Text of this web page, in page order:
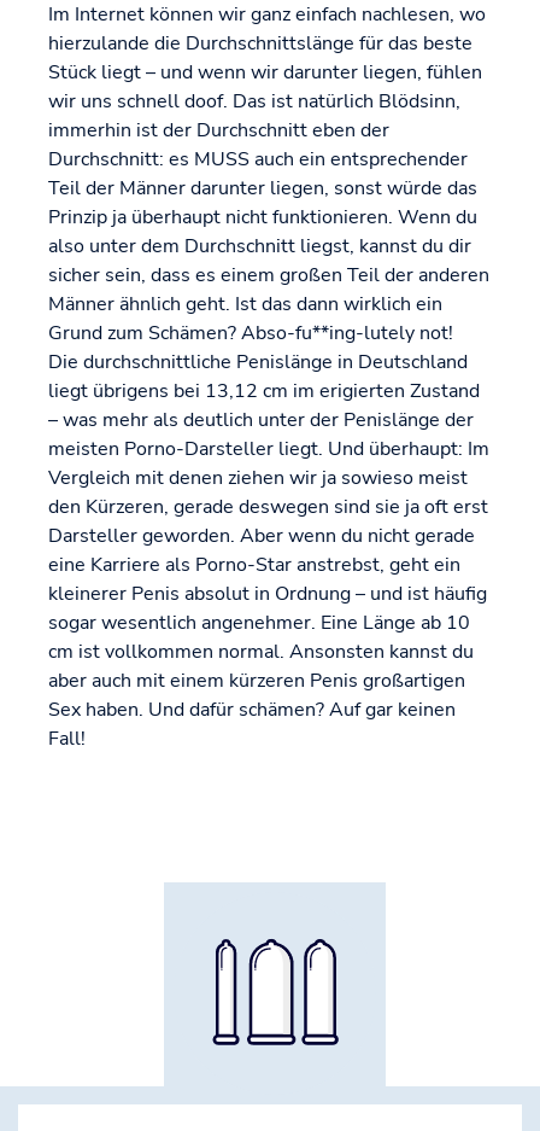
Im Internet können wir ganz einfach nachlesen, wo
hierzulande die Durchschnittslänge für das beste
Stück liegt – und wenn wir darunter liegen, fühlen
wir uns schnell doof. Das ist natürlich Blödsinn,
immerhin ist der Durchschnitt eben der
Durchschnitt: es MUSS auch ein entsprechender
Teil der Männer darunter liegen, sonst würde das
Prinzip ja überhaupt nicht funktionieren. Wenn du
also unter dem Durchschnitt liegst, kannst du dir
sicher sein, dass es einem großen Teil der anderen
Männer ähnlich geht. Ist das dann wirklich ein
Grund zum Schämen? Abso-fu**ing-lutely not!
Die durchschnittliche Penislänge in Deutschland
liegt übrigens bei 13,12 cm im erigierten Zustand
– was mehr als deutlich unter der Penislänge der
meisten Porno-Darsteller liegt. Und überhaupt: Im
Vergleich mit denen ziehen wir ja sowieso meist
den Kürzeren, gerade deswegen sind sie ja oft erst
Darsteller geworden. Aber wenn du nicht gerade
eine Karriere als Porno-Star anstrebst, geht ein
kleinerer Penis absolut in Ordnung – und ist häufig
sogar wesentlich angenehmer. Eine Länge ab 10
cm ist vollkommen normal. Ansonsten kannst du
aber auch mit einem kürzeren Penis großartigen
Sex haben. Und dafür schämen? Auf gar keinen
Fall!